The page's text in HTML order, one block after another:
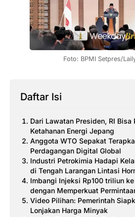
Foto: BPMI Setpres/
Daftar Isi
Dari Lawatan Presiden, RI Bisa
Ketahanan Energi Jepang
Anggota WTO Sepakat
Perdagangan Digital Global
Industri Petrokimia Hadapi
di Tengah Larangan Lintasi
Imbangi Injeksi Rp100 triliun
dengan Memperkuat
Video Pilihan: Pemerintah
Lonjakan Harga Minyak